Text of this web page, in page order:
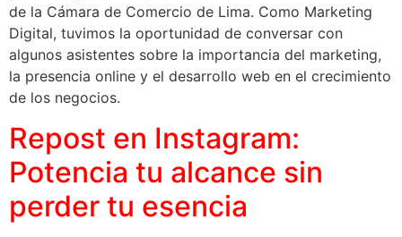
de la Cámara de Comercio de Lima. Como Marketing
Digital, tuvimos la oportunidad de conversar con
algunos asistentes sobre la importancia del marketing,
la presencia online y el desarrollo web en el crecimiento
de los negocios.
Repost en Instagram:
Potencia tu alcance sin
perder tu esencia